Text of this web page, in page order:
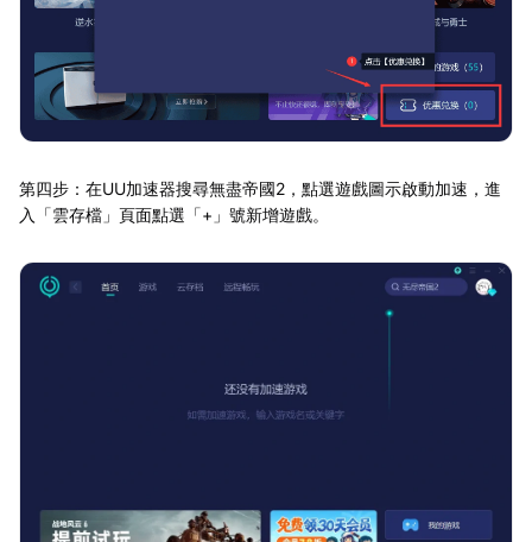
第四步：在UU加速器搜尋無盡帝國2，點選遊戲圖示啟動加速，進
入「雲存檔」頁面點選「+」號新增遊戲。